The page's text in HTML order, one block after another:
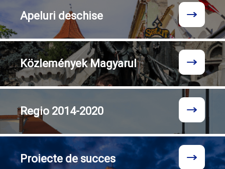
Apeluri deschise
KözleményekMagyarul
Regio 2014-2020
Proiecte de succes